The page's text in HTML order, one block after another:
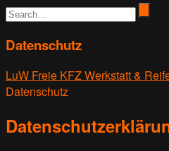
Datenschutz
LuW Freie KFZ Werkstatt &
Datenschutz